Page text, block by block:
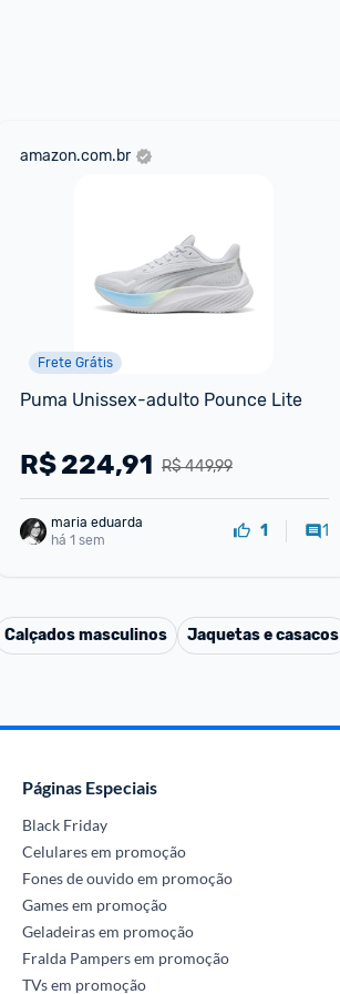
amazon.com.br
Frete Grátis
Puma Unissex-adulto Pounce Lite
R$ 449,99
R$224,91
maria eduarda
há 1 sem
1 1
Calçados masculinos Jaquetas e casacos
Páginas Especiais
Black Friday
Celulares em promoção
Fones de ouvido em promoção
Games em promoção
Geladeiras em promoção
Fralda Pampers em promoção
TVs em promoção